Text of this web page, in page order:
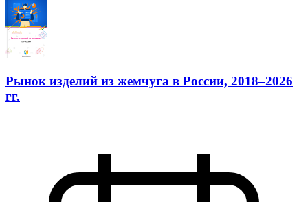
Рынок изделий из жемчуга в России, 2018–2026
гг.